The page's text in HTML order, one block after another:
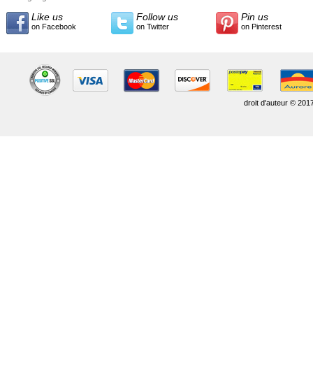
Like us
on Facebook
Follow us
on Twitter
Pin us
on Pinterest
droit d'auteur ©